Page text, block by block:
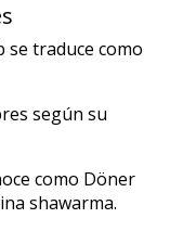
se traduce como
según su
como Döner
shawarma.